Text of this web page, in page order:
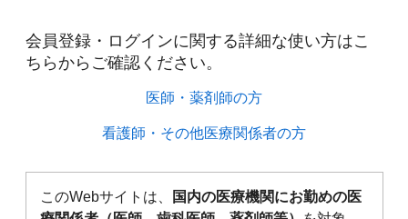
会員登録・ログインに関する詳細な使い方はこ
ちらからご確認ください。​
医師・薬剤師の方​
看護師・その他医療関係者の方​
このWebサイトは、
国内の医療機関にお勤めの医